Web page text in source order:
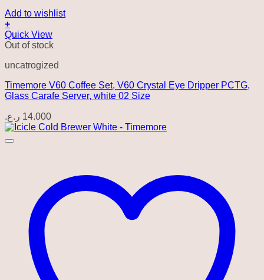
Add to wishlist
+
Quick View
Out of stock
uncatrogized
Timemore V60 Coffee Set, V60 Crystal Eye Dripper PCTG,
Glass Carafe Server, white 02 Size
14.000 ر.ع.